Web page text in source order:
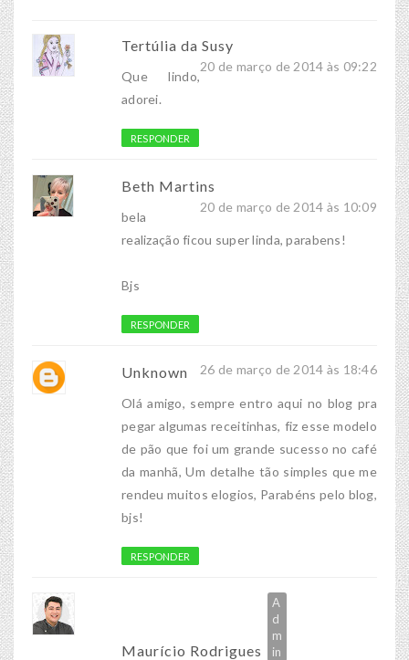
Tertúlia da Susy
20 de março de 2014 às 09:22
Que lindo,
adorei.
RESPONDER
Beth Martins
20 de março de 2014 às 10:09
bela
realização ficou super linda, parabens!
Bjs
RESPONDER
Unknown 26 de março de 2014 às 18:46
Olá amigo, sempre entro aqui no blog pra
pegar algumas receitinhas, fiz esse modelo
de pão que foi um grande sucesso no café
da manhã, Um detalhe tão simples que me
rendeu muitos elogios, Parabéns pelo blog,
bjs!
RESPONDER
Maurício Rodrigues